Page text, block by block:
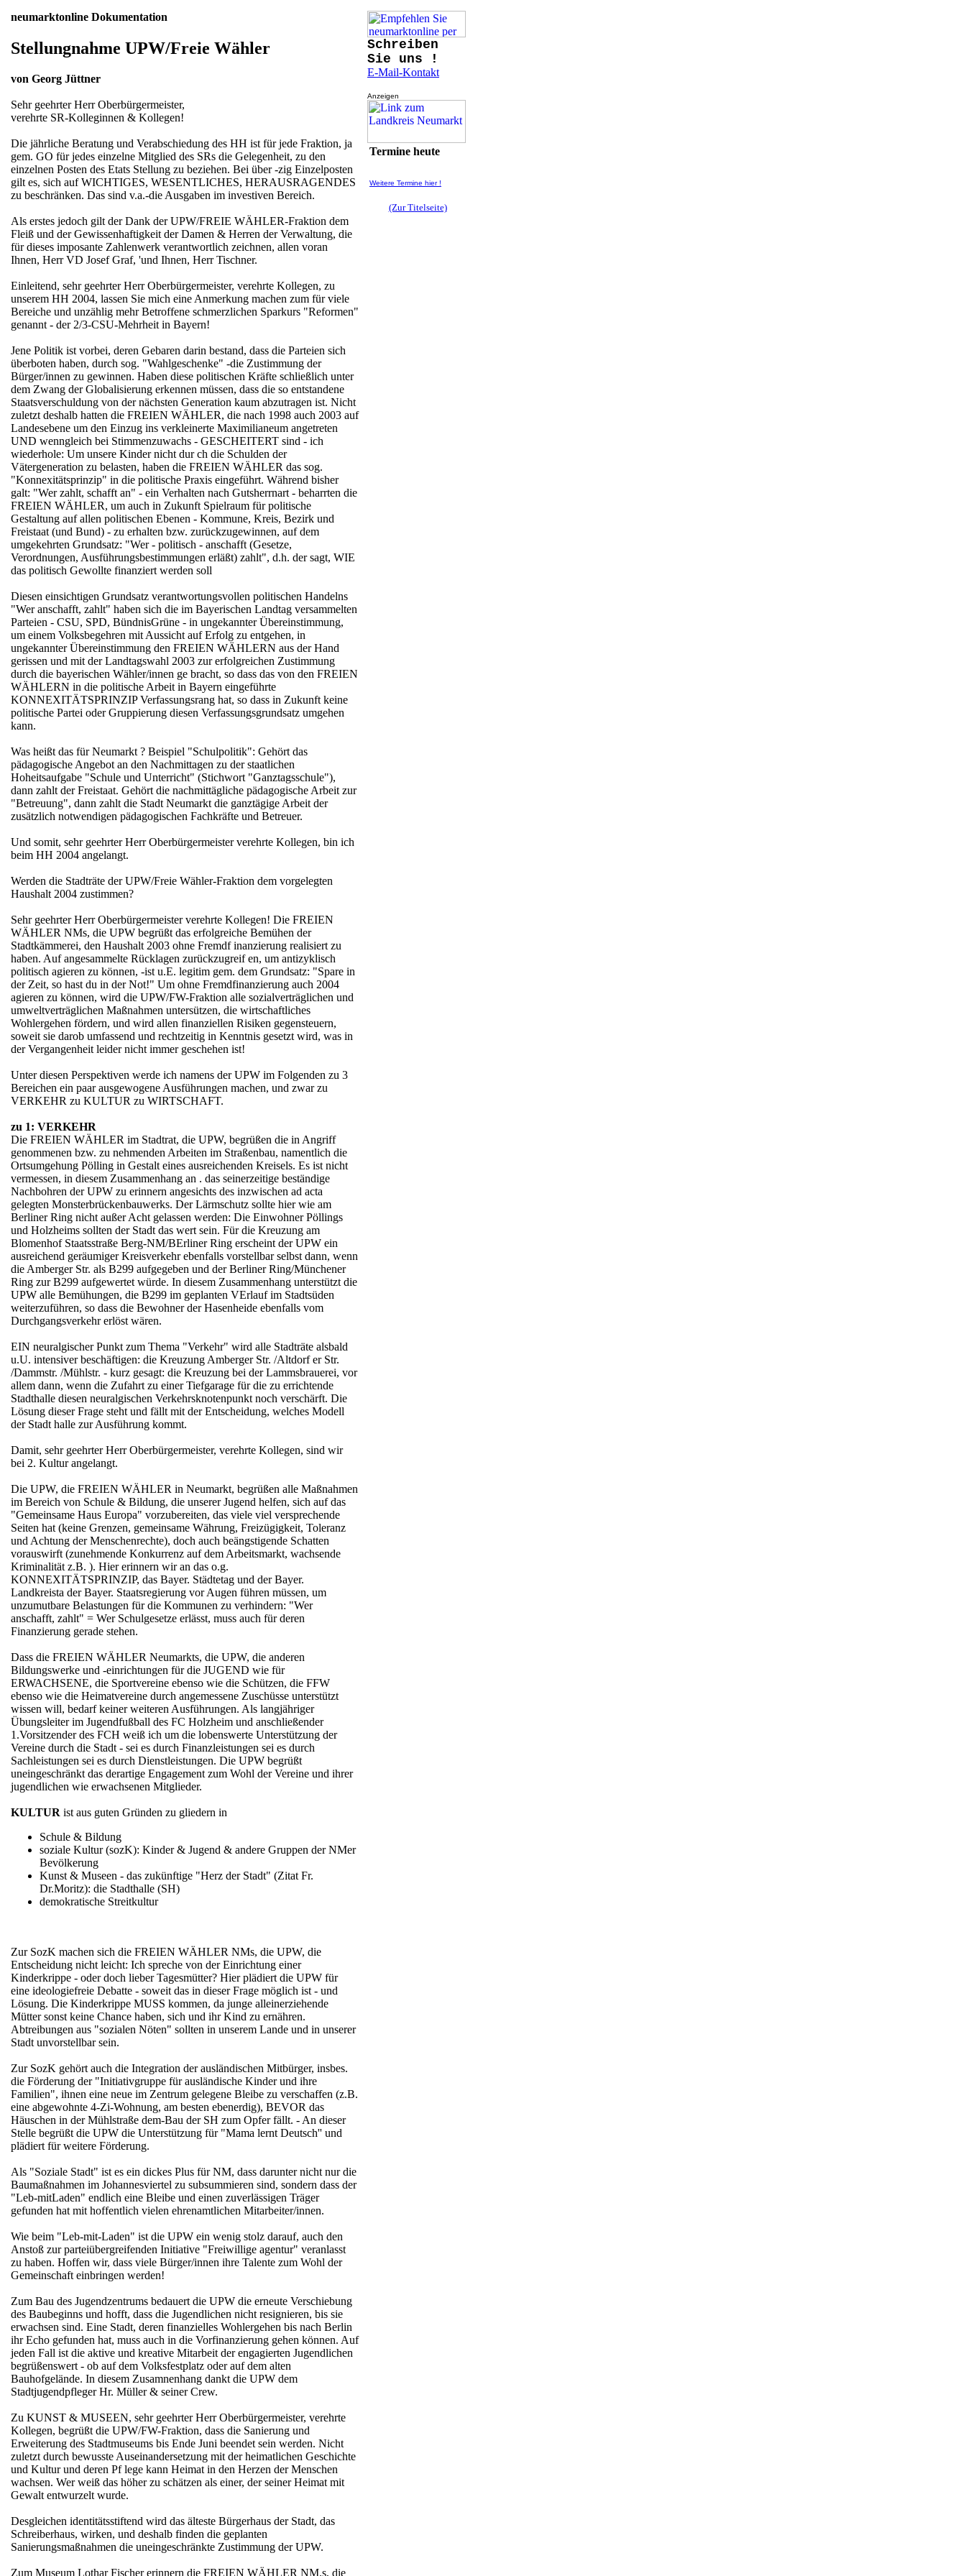
neumarktonline Dokumentation
Stellungnahme UPW/Freie Wähler
von Georg Jüttner
Sehr geehrter Herr Oberbürgermeister,
verehrte SR-Kolleginnen & Kollegen!
Die jährliche Beratung und Verabschiedung des HH ist für jede Fraktion, ja
gem. GO für jedes einzelne Mitglied des SRs die Gelegenheit, zu den
einzelnen Posten des Etats Stellung zu beziehen. Bei über -zig Einzelposten
gilt es, sich auf WICHTIGES, WESENTLICHES, HERAUSRAGENDES
zu beschränken. Das sind v.a.-die Ausgaben im investiven Bereich.
Als erstes jedoch gilt der Dank der UPW/FREIE WÄHLER-Fraktion dem
Fleiß und der Gewissenhaftigkeit der Damen & Herren der Verwaltung, die
für dieses imposante Zahlenwerk verantwortlich zeichnen, allen voran
Ihnen, Herr VD Josef Graf, 'und Ihnen, Herr Tischner.
Einleitend, sehr geehrter Herr Oberbürgermeister, verehrte Kollegen, zu
unserem HH 2004, lassen Sie mich eine Anmerkung machen zum für viele
Bereiche und unzählig mehr Betroffene schmerzlichen Sparkurs "Reformen"
genannt - der 2/3-CSU-Mehrheit in Bayern!
Jene Politik ist vorbei, deren Gebaren darin bestand, dass die Parteien sich
überboten haben, durch sog. "Wahlgeschenke" -die Zustimmung der
Bürger/innen zu gewinnen. Haben diese politischen Kräfte schließlich unter
dem Zwang der Globalisierung erkennen müssen, dass die so entstandene
Staatsverschuldung von der nächsten Generation kaum abzutragen ist. Nicht
zuletzt deshalb hatten die FREIEN WÄHLER, die nach 1998 auch 2003 auf
Landesebene um den Einzug ins verkleinerte Maximilianeum angetreten
UND wenngleich bei Stimmenzuwachs - GESCHEITERT sind - ich
wiederhole: Um unsere Kinder nicht dur ch die Schulden der
Vätergeneration zu belasten, haben die FREIEN WÄHLER das sog.
"Konnexitätsprinzip" in die politische Praxis eingeführt. Während bisher
galt: "Wer zahlt, schafft an" - ein Verhalten nach Gutsherrnart - beharrten die
FREIEN WÄHLER, um auch in Zukunft Spielraum für politische
Gestaltung auf allen politischen Ebenen - Kommune, Kreis, Bezirk und
Freistaat (und Bund) - zu erhalten bzw. zurückzugewinnen, auf dem
umgekehrten Grundsatz: "Wer - politisch - anschafft (Gesetze,
Verordnungen, Ausführungsbestimmungen erläßt) zahlt", d.h. der sagt, WIE
das politisch Gewollte finanziert werden soll
Diesen einsichtigen Grundsatz verantwortungsvollen politischen Handelns
"Wer anschafft, zahlt" haben sich die im Bayerischen Landtag versammelten
Parteien - CSU, SPD, BündnisGrüne - in ungekannter Übereinstimmung,
um einem Volksbegehren mit Aussicht auf Erfolg zu entgehen, in
ungekannter Übereinstimmung den FREIEN WÄHLERN aus der Hand
gerissen und mit der Landtagswahl 2003 zur erfolgreichen Zustimmung
durch die bayerischen Wähler/innen ge bracht, so dass das von den FREIEN
WÄHLERN in die politische Arbeit in Bayern eingeführte
KONNEXITÄTSPRINZIP Verfassungsrang hat, so dass in Zukunft keine
politische Partei oder Gruppierung diesen Verfassungsgrundsatz umgehen
kann.
Was heißt das für Neumarkt ? Beispiel "Schulpolitik": Gehört das
pädagogische Angebot an den Nachmittagen zu der staatlichen
Hoheitsaufgabe "Schule und Unterricht" (Stichwort "Ganztagsschule"),
dann zahlt der Freistaat. Gehört die nachmittägliche pädagogische Arbeit zur
"Betreuung", dann zahlt die Stadt Neumarkt die ganztägige Arbeit der
zusätzlich notwendigen pädagogischen Fachkräfte und Betreuer.
Und somit, sehr geehrter Herr Oberbürgermeister verehrte Kollegen, bin ich
beim HH 2004 angelangt.
Werden die Stadträte der UPW/Freie Wähler-Fraktion dem vorgelegten
Haushalt 2004 zustimmen?
Sehr geehrter Herr Oberbürgermeister verehrte Kollegen! Die FREIEN
WÄHLER NMs, die UPW begrüßt das erfolgreiche Bemühen der
Stadtkämmerei, den Haushalt 2003 ohne Fremdf inanzierung realisiert zu
haben. Auf angesammelte Rücklagen zurückzugreif en, um antizyklisch
politisch agieren zu können, -ist u.E. legitim gem. dem Grundsatz: "Spare in
der Zeit, so hast du in der Not!" Um ohne Fremdfinanzierung auch 2004
agieren zu können, wird die UPW/FW-Fraktion alle sozialverträglichen und
umweltverträglichen Maßnahmen untersützen, die wirtschaftliches
Wohlergehen fördern, und wird allen finanziellen Risiken gegensteuern,
soweit sie darob umfassend und rechtzeitig in Kenntnis gesetzt wird, was in
der Vergangenheit leider nicht immer geschehen ist!
Unter diesen Perspektiven werde ich namens der UPW im Folgenden zu 3
Bereichen ein paar ausgewogene Ausführungen machen, und zwar zu
VERKEHR zu KULTUR zu WIRTSCHAFT.
zu 1: VERKEHR
Die FREIEN WÄHLER im Stadtrat, die UPW, begrüßen die in Angriff
genommenen bzw. zu nehmenden Arbeiten im Straßenbau, namentlich die
Ortsumgehung Pölling in Gestalt eines ausreichenden Kreisels. Es ist nicht
vermessen, in diesem Zusammenhang an . das seinerzeitige beständige
Nachbohren der UPW zu erinnern angesichts des inzwischen ad acta
gelegten Monsterbrückenbauwerks. Der Lärmschutz sollte hier wie am
Berliner Ring nicht außer Acht gelassen werden: Die Einwohner Pöllings
und Holzheims sollten der Stadt das wert sein. Für die Kreuzung am
Blomenhof Staatsstraße Berg-NM/BErliner Ring erscheint der UPW ein
ausreichend geräumiger Kreisverkehr ebenfalls vorstellbar selbst dann, wenn
die Amberger Str. als B299 aufgegeben und der Berliner Ring/Münchener
Ring zur B299 aufgewertet würde. In diesem Zusammenhang unterstützt die
UPW alle Bemühungen, die B299 im geplanten VErlauf im Stadtsüden
weiterzuführen, so dass die Bewohner der Hasenheide ebenfalls vom
Durchgangsverkehr erlöst wären.
EIN neuralgischer Punkt zum Thema "Verkehr" wird alle Stadträte alsbald
u.U. intensiver beschäftigen: die Kreuzung Amberger Str. /Altdorf er Str.
/Dammstr. /Mühlstr. - kurz gesagt: die Kreuzung bei der Lammsbrauerei, vor
allem dann, wenn die Zufahrt zu einer Tiefgarage für die zu errichtende
Stadthalle diesen neuralgischen Verkehrsknotenpunkt noch verschärft. Die
Lösung dieser Frage steht und fällt mit der Entscheidung, welches Modell
der Stadt halle zur Ausführung kommt.
Damit, sehr geehrter Herr Oberbürgermeister, verehrte Kollegen, sind wir
bei 2. Kultur angelangt.
Die UPW, die FREIEN WÄHLER in Neumarkt, begrüßen alle Maßnahmen
im Bereich von Schule & Bildung, die unserer Jugend helfen, sich auf das
"Gemeinsame Haus Europa" vorzubereiten, das viele viel versprechende
Seiten hat (keine Grenzen, gemeinsame Währung, Freizügigkeit, Toleranz
und Achtung der Menschenrechte), doch auch beängstigende Schatten
vorauswirft (zunehmende Konkurrenz auf dem Arbeitsmarkt, wachsende
Kriminalität z.B. ). Hier erinnern wir an das o.g.
KONNEXITÄTSPRINZIP, das Bayer. Städtetag und der Bayer.
Landkreista der Bayer. Staatsregierung vor Augen führen müssen, um
unzumutbare Belastungen für die Kommunen zu verhindern: "Wer
anschafft, zahlt" = Wer Schulgesetze erlässt, muss auch für deren
Finanzierung gerade stehen.
Dass die FREIEN WÄHLER Neumarkts, die UPW, die anderen
Bildungswerke und -einrichtungen für die JUGEND wie für
ERWACHSENE, die Sportvereine ebenso wie die Schützen, die FFW
ebenso wie die Heimatvereine durch angemessene Zuschüsse unterstützt
wissen will, bedarf keiner weiteren Ausführungen. Als langjähriger
Übungsleiter im Jugendfußball des FC Holzheim und anschließender
1.Vorsitzender des FCH weiß ich um die lobenswerte Unterstützung der
Vereine durch die Stadt - sei es durch Finanzleistungen sei es durch
Sachleistungen sei es durch Dienstleistungen. Die UPW begrüßt
uneingeschränkt das derartige Engagement zum Wohl der Vereine und ihrer
jugendlichen wie erwachsenen Mitglieder.
KULTUR ist aus guten Gründen zu gliedern in
Schule & Bildung
soziale Kultur (sozK): Kinder & Jugend & andere Gruppen der NMer
Bevölkerung
Kunst & Museen - das zukünftige "Herz der Stadt" (Zitat Fr.
Dr.Moritz): die Stadthalle (SH)
demokratische Streitkultur
Zur SozK machen sich die FREIEN WÄHLER NMs, die UPW, die
Entscheidung nicht leicht: Ich spreche von der Einrichtung einer
Kinderkrippe - oder doch lieber Tagesmütter? Hier plädiert die UPW für
eine ideologiefreie Debatte - soweit das in dieser Frage möglich ist - und
Lösung. Die Kinderkrippe MUSS kommen, da junge alleinerziehende
Mütter sonst keine Chance haben, sich und ihr Kind zu ernähren.
Abtreibungen aus "sozialen Nöten" sollten in unserem Lande und in unserer
Stadt unvorstellbar sein.
Zur SozK gehört auch die Integration der ausländischen Mitbürger, insbes.
die Förderung der "Initiativgruppe für ausländische Kinder und ihre
Familien", ihnen eine neue im Zentrum gelegene Bleibe zu verschaffen (z.B.
eine abgewohnte 4-Zi-Wohnung, am besten ebenerdig), BEVOR das
Häuschen in der Mühlstraße dem-Bau der SH zum Opfer fällt. - An dieser
Stelle begrüßt die UPW die Unterstützung für "Mama lernt Deutsch'' und
plädiert für weitere Förderung.
Als "Soziale Stadt" ist es ein dickes Plus für NM, dass darunter nicht nur die
Baumaßnahmen im Johannesviertel zu subsummieren sind, sondern dass der
"Leb-mitLaden" endlich eine Bleibe und einen zuverlässigen Träger
gefunden hat mit hoffentlich vielen ehrenamtlichen Mitarbeiter/innen.
Wie beim "Leb-mit-Laden" ist die UPW ein wenig stolz darauf, auch den
Anstoß zur parteiübergreifenden Initiative "Freiwillige agentur" veranlasst
zu haben. Hoffen wir, dass viele Bürger/innen ihre Talente zum Wohl der
Gemeinschaft einbringen werden!
Zum Bau des Jugendzentrums bedauert die UPW die erneute Verschiebung
des Baubeginns und hofft, dass die Jugendlichen nicht resignieren, bis sie
erwachsen sind. Eine Stadt, deren finanzielles Wohlergehen bis nach Berlin
ihr Echo gefunden hat, muss auch in die Vorfinanzierung gehen können. Auf
jeden Fall ist die aktive und kreative Mitarbeit der engagierten Jugendlichen
begrüßenswert - ob auf dem Volksfestplatz oder auf dem alten
Bauhofgelände. In diesem Zusamnenhang dankt die UPW dem
Stadtjugendpfleger Hr. Müller & seiner Crew.
Zu KUNST & MUSEEN, sehr geehrter Herr Oberbürgermeister, verehrte
Kollegen, begrüßt die UPW/FW-Fraktion, dass die Sanierung und
Erweiterung des Stadtmuseums bis Ende Juni beendet sein werden. Nicht
zuletzt durch bewusste Auseinandersetzung mit der heimatlichen Geschichte
und Kultur und deren Pf lege kann Heimat in den Herzen der Menschen
wachsen. Wer weiß das höher zu schätzen als einer, der seiner Heimat mit
Gewalt entwurzelt wurde.
Desgleichen identitätsstiftend wird das älteste Bürgerhaus der Stadt, das
Schreiberhaus, wirken, und deshalb finden die geplanten
Sanierungsmaßnahmen die uneingeschränkte Zustimmung der UPW.
Zum Museum Lothar Fischer erinnern die FREIEN WÄHLER NM.s, die
Schreiben
Sie uns !
E-Mail-Kontakt
Anzeigen
Termine heute
Weitere Termine hier !
(Zur Titelseite)